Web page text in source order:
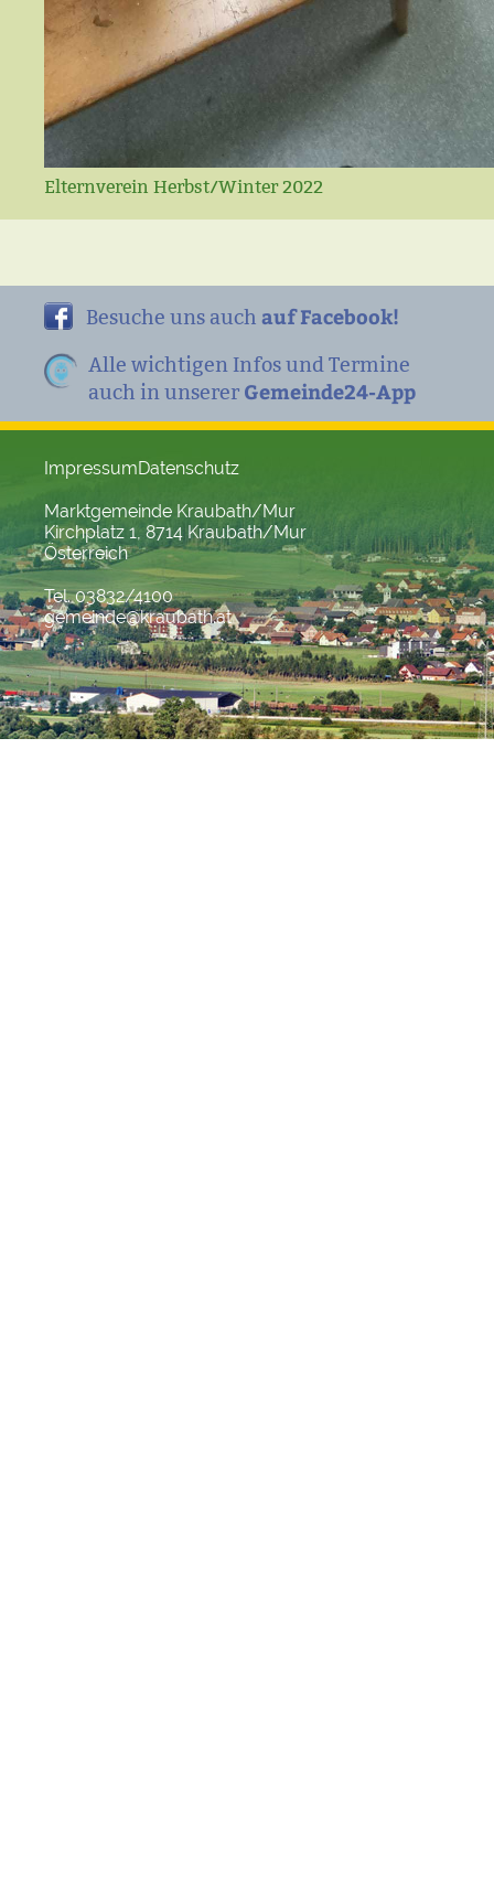
Elternverein Herbst/Winter 2022
Besuche uns auch auf Facebook!
Alle wichtigen Infos und Termine
auch in unserer Gemeinde24-App
ImpressumDatenschutz
Marktgemeinde Kraubath/Mur
Kirchplatz 1, 8714 Kraubath/Mur
Österreich
Tel. 03832/4100
gemeinde@kraubath.at